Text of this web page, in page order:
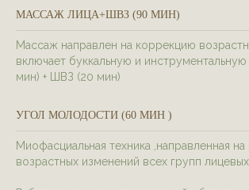
МАССАЖ ЛИЦА+ШВЗ (90 МИН)
Массаж направлен на коррекцию
включает буккальную и
мин) + ШВЗ (20 мин)
УГОЛ МОЛОДОСТИ (60 МИН )
Миофасциальная техника ,направленная
возрастных изменений всех групп